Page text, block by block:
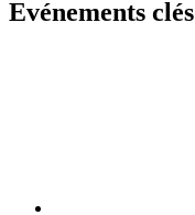
Evénements clés